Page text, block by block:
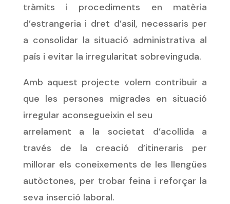
tràmits i procediments en matèria
d’estrangeria i dret d’asil, necessaris per
a consolidar la situació administrativa al
país i evitar la irregularitat sobrevinguda.
Amb aquest projecte volem contribuir a
que les persones migrades en situació
irregular aconsegueixin el seu
arrelament a la societat d’acollida a
través de la creació d’itineraris per
millorar els coneixements de les llengües
autòctones, per trobar feina i reforçar la
seva inserció laboral.